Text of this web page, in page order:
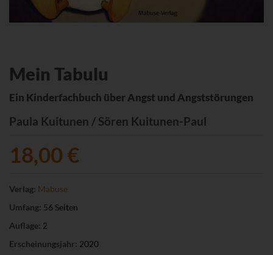
Mein Tabulu
Ein Kinderfachbuch über Angst und Angststörungen
Paula Kuitunen / Sören Kuitunen-Paul
18,00 €
Verlag: Mabuse
Umfang: 56 Seiten
Auflage: 2
Erscheinungsjahr: 2020